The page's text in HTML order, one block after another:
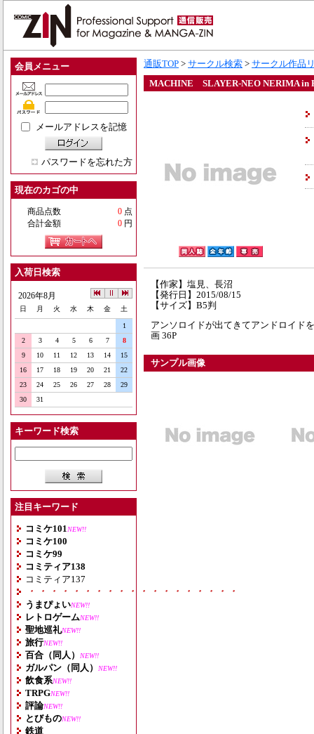
会員メニュー
メールアドレスを記憶
パスワードを忘れた方
現在のカゴの中
商品点数 0 点
合計金額
0 円
入荷日検索
2026年8月
日 月 火 水 木 金 土
1
2
3 4 5 6 7
8
9
10 11 12 13 14
15
16
17 18 19 20 21
22
23
24 25 26 27 28
29
30
31
キーワード検索
注目キーワード
コミケ101 NEW!!
コミケ100
コミケ99
コミティア138
コミティア137
・・・・・・・・・・・・・・・・・・・
うまぴょいNEW!!
レトロゲームNEW!!
聖地巡礼NEW!!
旅行NEW!!
百合（同人） NEW!!
ガルパン（同人） NEW!!
飲食系NEW!!
TRPGNEW!!
評論NEW!!
とびものNEW!!
鉄道
通販TOP > サークル検索 > サークル作品
MACHINE SLAYER-NEO NERIMA in
【作家】塩見、長沼
【発行日】2015/08/15
【サイズ】B5判
アンソロイドが出てきてアンドロイド
画 36P
サンプル画像